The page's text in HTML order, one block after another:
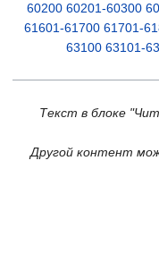
60200 60201-60300
61601-61700 61701-
63100 63101-
Текст в блоке
Другой контент